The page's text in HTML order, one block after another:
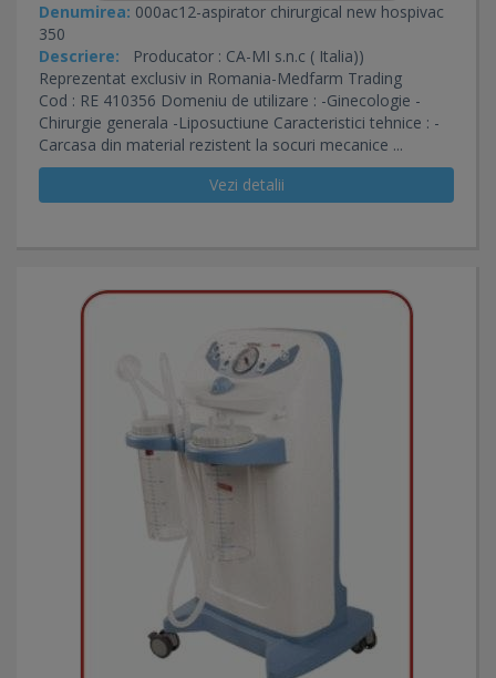
Denumirea: 000ac12-aspirator chirurgical new hospivac
350
Descriere: Producator : CA-MI s.n.c ( Italia))
Reprezentat exclusiv in Romania-Medfarm Trading
Cod : RE 410356 Domeniu de utilizare : -Ginecologie -
Chirurgie generala -Liposuctiune Caracteristici tehnice : -
Carcasa din material rezistent la socuri mecanice ...
Vezi detalii